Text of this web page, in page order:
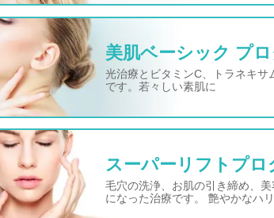
美肌ベーシック プ
光治療とビタミンC、トラネキサ
です。若々しい素肌に
スーパーリフトプロ
毛穴の洗浄、お肌の引き締め、
になった治療です。 艶やかなハ